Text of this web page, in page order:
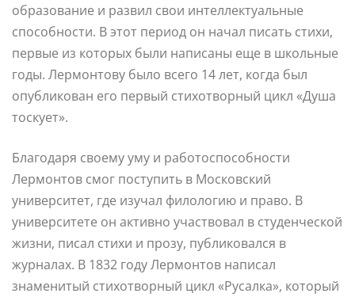
образование и развил свои интеллектуальные
способности. В этот период он начал писать стихи,
первые из которых были написаны еще в школьные
годы. Лермонтову было всего 14 лет, когда был
опубликован его первый стихотворный цикл «Душа
тоскует».
Благодаря своему уму и работоспособности
Лермонтов смог поступить в Московский
университет, где изучал филологию и право. В
университете он активно участвовал в студенческой
жизни, писал стихи и прозу, публиковался в
журналах. В 1832 году Лермонтов написал
знаменитый стихотворный цикл «Русалка», который